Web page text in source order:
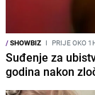
/SHOWBIZ I PRIJE OKO
Suđenje za
godina nakon